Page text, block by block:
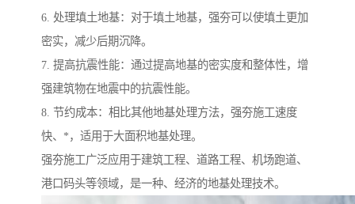
6. 处理填土地基：对于填土地基，强夯可以使填土更加
密实，减少后期沉降。
7. 提高抗震性能：通过提高地基的密实度和整体性，增
强建筑物在地震中的抗震性能。
8. 节约成本：相比其他地基处理方法，强夯施工速度
快、*，适用于大面积地基处理。
强夯施工广泛应用于建筑工程、道路工程、机场跑道、
港口码头等领域，是一种、经济的地基处理技术。